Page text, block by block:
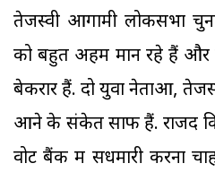
तेजस्वी आगामी लोकसभा
को बहुत अहम मान रहे हैं
बेकरार हैं. दो युवा नेताओं,
आने के संकेत साफ हैं. राजद
वोट बैंक में सेंधमारी करना